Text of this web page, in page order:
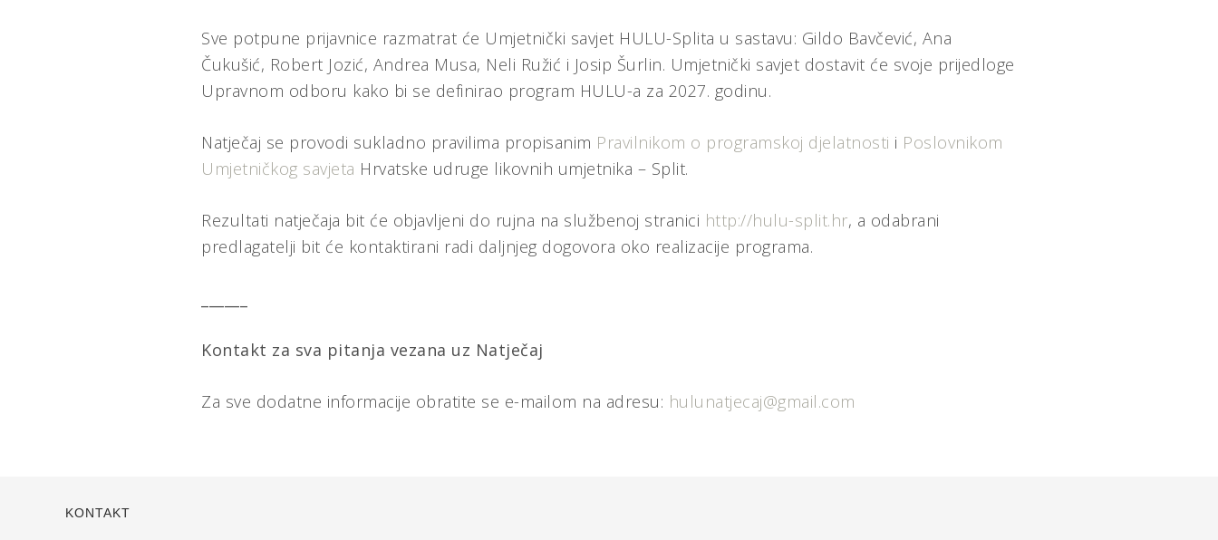
Sve potpune prijavnice razmatrat će Umjetnički savjet HULU-Splita u sastavu: Gildo Bavčević, Ana
Čukušić, Robert Jozić, Andrea Musa, Neli Ružić i Josip Šurlin. Umjetnički savjet dostavit će svoje prijedloge
Upravnom odboru kako bi se definirao program HULU-a za 2027. godinu.
Natječaj se provodi sukladno pravilima propisanim Pravilnikom o programskoj djelatnosti i Poslovnikom
Umjetničkog savjeta Hrvatske udruge likovnih umjetnika – Split.
Rezultati natječaja bit će objavljeni do rujna na službenoj stranici http://hulu-split.hr, a odabrani
predlagatelji bit će kontaktirani radi daljnjeg dogovora oko realizacije programa.
Kontakt za sva pitanja vezana uz Natječaj
Za sve dodatne informacije obratite se e-mailom na adresu: hulunatjecaj@gmail.com
KONTAKT